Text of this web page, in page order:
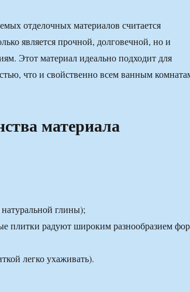
отделочных материалов считается
является прочной, долговечной, но и
Этот материал идеально подходит для
что и свойственно всем ванным
материала
натуральной глины);
плитки радуют широким разнообразием
легко ухаживать).